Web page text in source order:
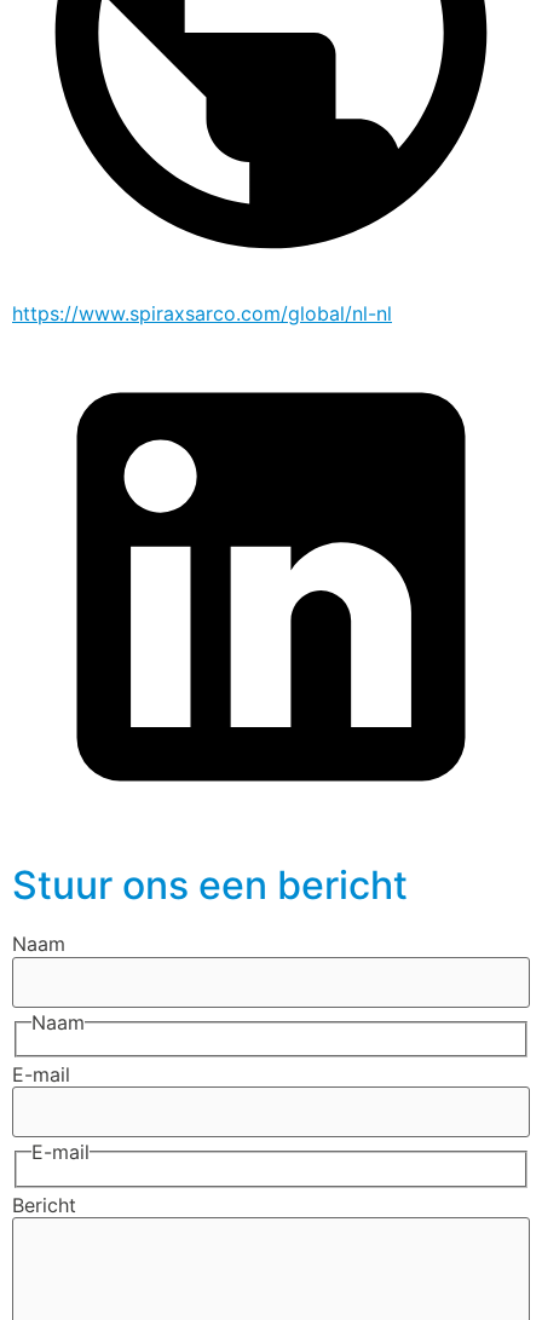
https://www.spiraxsarco.com/global/nl-nl
Stuur ons een bericht
Naam
Naam
E-mail
E-mail
Bericht